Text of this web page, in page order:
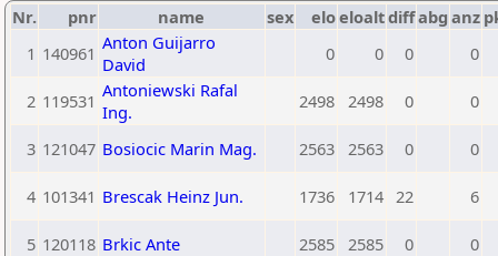
Nr. pnr name sex eloeloaltdiffabg anz
1 140961 Anton Guijarro
David
0 0 0 0
2 119531 Antoniewski Rafal
Ing.
2498 2498 0 0
3 121047 Bosiocic Marin Mag. 2563 2563 0 0
4 101341 Brescak Heinz Jun. 1736 1714 22 6
5 120118 Brkic Ante 2585 2585 0 0